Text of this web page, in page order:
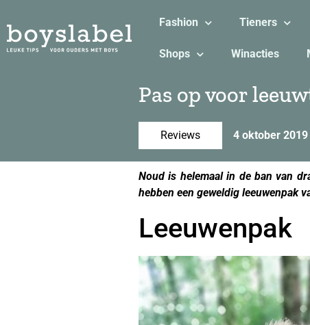
Fashion Tieners
Shops Winacties
Pas op voor
Reviews 4 oktober 2019
Noud is helemaal in de ban van
hebben een geweldig leeuwenpak
Leeuwenpak